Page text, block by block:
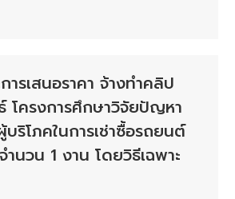
ารเสนอราคา จ้างทำคลิป
โครงการศึกษาวิจัยปัญหา
ริโภคในการเช่าซื้อรถยนต์
ำนวน 1 งาน โดยวิธีเฉพาะ